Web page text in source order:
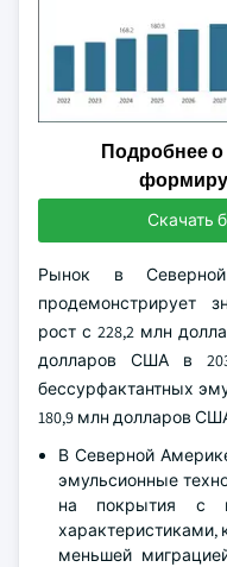
Подробнее
Скачать
Рынок в
продемонстрирует
рост с 228,2 млн
долларов США в
бессурфактантных
180,9 млн долларов
В Северной
эмульсионные
на покрытия с
характеристиками,
меньшей